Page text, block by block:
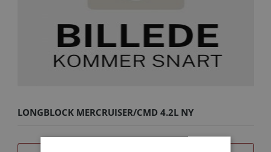
LONGBLOCK MERCRUISER/CMD 4.2L NY